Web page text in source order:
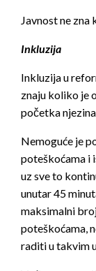
Javnost ne zna
Inkluzija
Inkluzija u
znaju koliko je
početka
Nemoguće je
poteškoćama i
uz sve to
unutar 45
maksimalni
poteškoćama,
raditi u takvim